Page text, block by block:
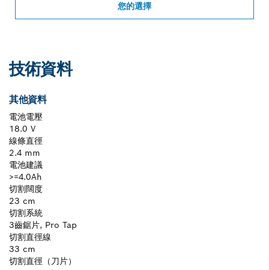
您的選擇
技術資料
其他資料
電池電壓
18.0 V
線條直徑
2.4 mm
電池建議
>=4.0Ah
切割闊度
23 cm
切割系統
3齒鋸片, Pro Tap
切割直徑線
33 cm
切割直徑（刀片）